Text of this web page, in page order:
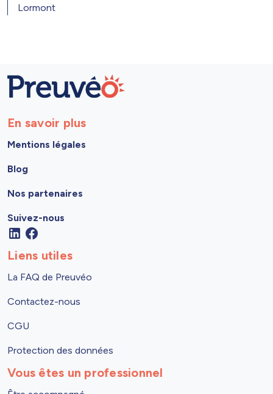
Lormont
En savoir plus
Mentions légales
Blog
Nos partenaires
Suivez-nous
Liens utiles
La FAQ de Preuvéo
Contactez-nous
CGU
Protection des données
Vous êtes un professionnel